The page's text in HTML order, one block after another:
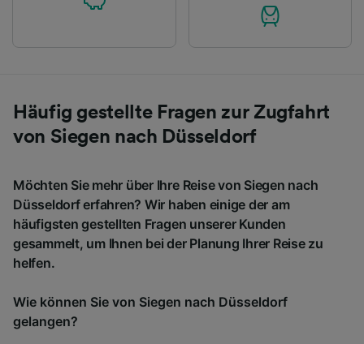
Häufig gestellte Fragen zur Zugfahrt
von Siegen nach Düsseldorf
Möchten Sie mehr über Ihre Reise von Siegen nach
Düsseldorf erfahren? Wir haben einige der am
häufigsten gestellten Fragen unserer Kunden
gesammelt, um Ihnen bei der Planung Ihrer Reise zu
helfen.
Wie können Sie von Siegen nach Düsseldorf
gelangen?